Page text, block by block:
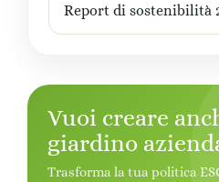
Report di sostenibilità
Vuoi creare
giardino
Trasforma la tua politica